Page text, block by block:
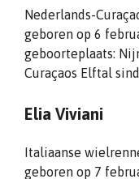
Nederlands-
geboren op 6
geboorteplaats:
Curaçaos Elftal
Elia Viviani
Italiaanse
geboren op 7